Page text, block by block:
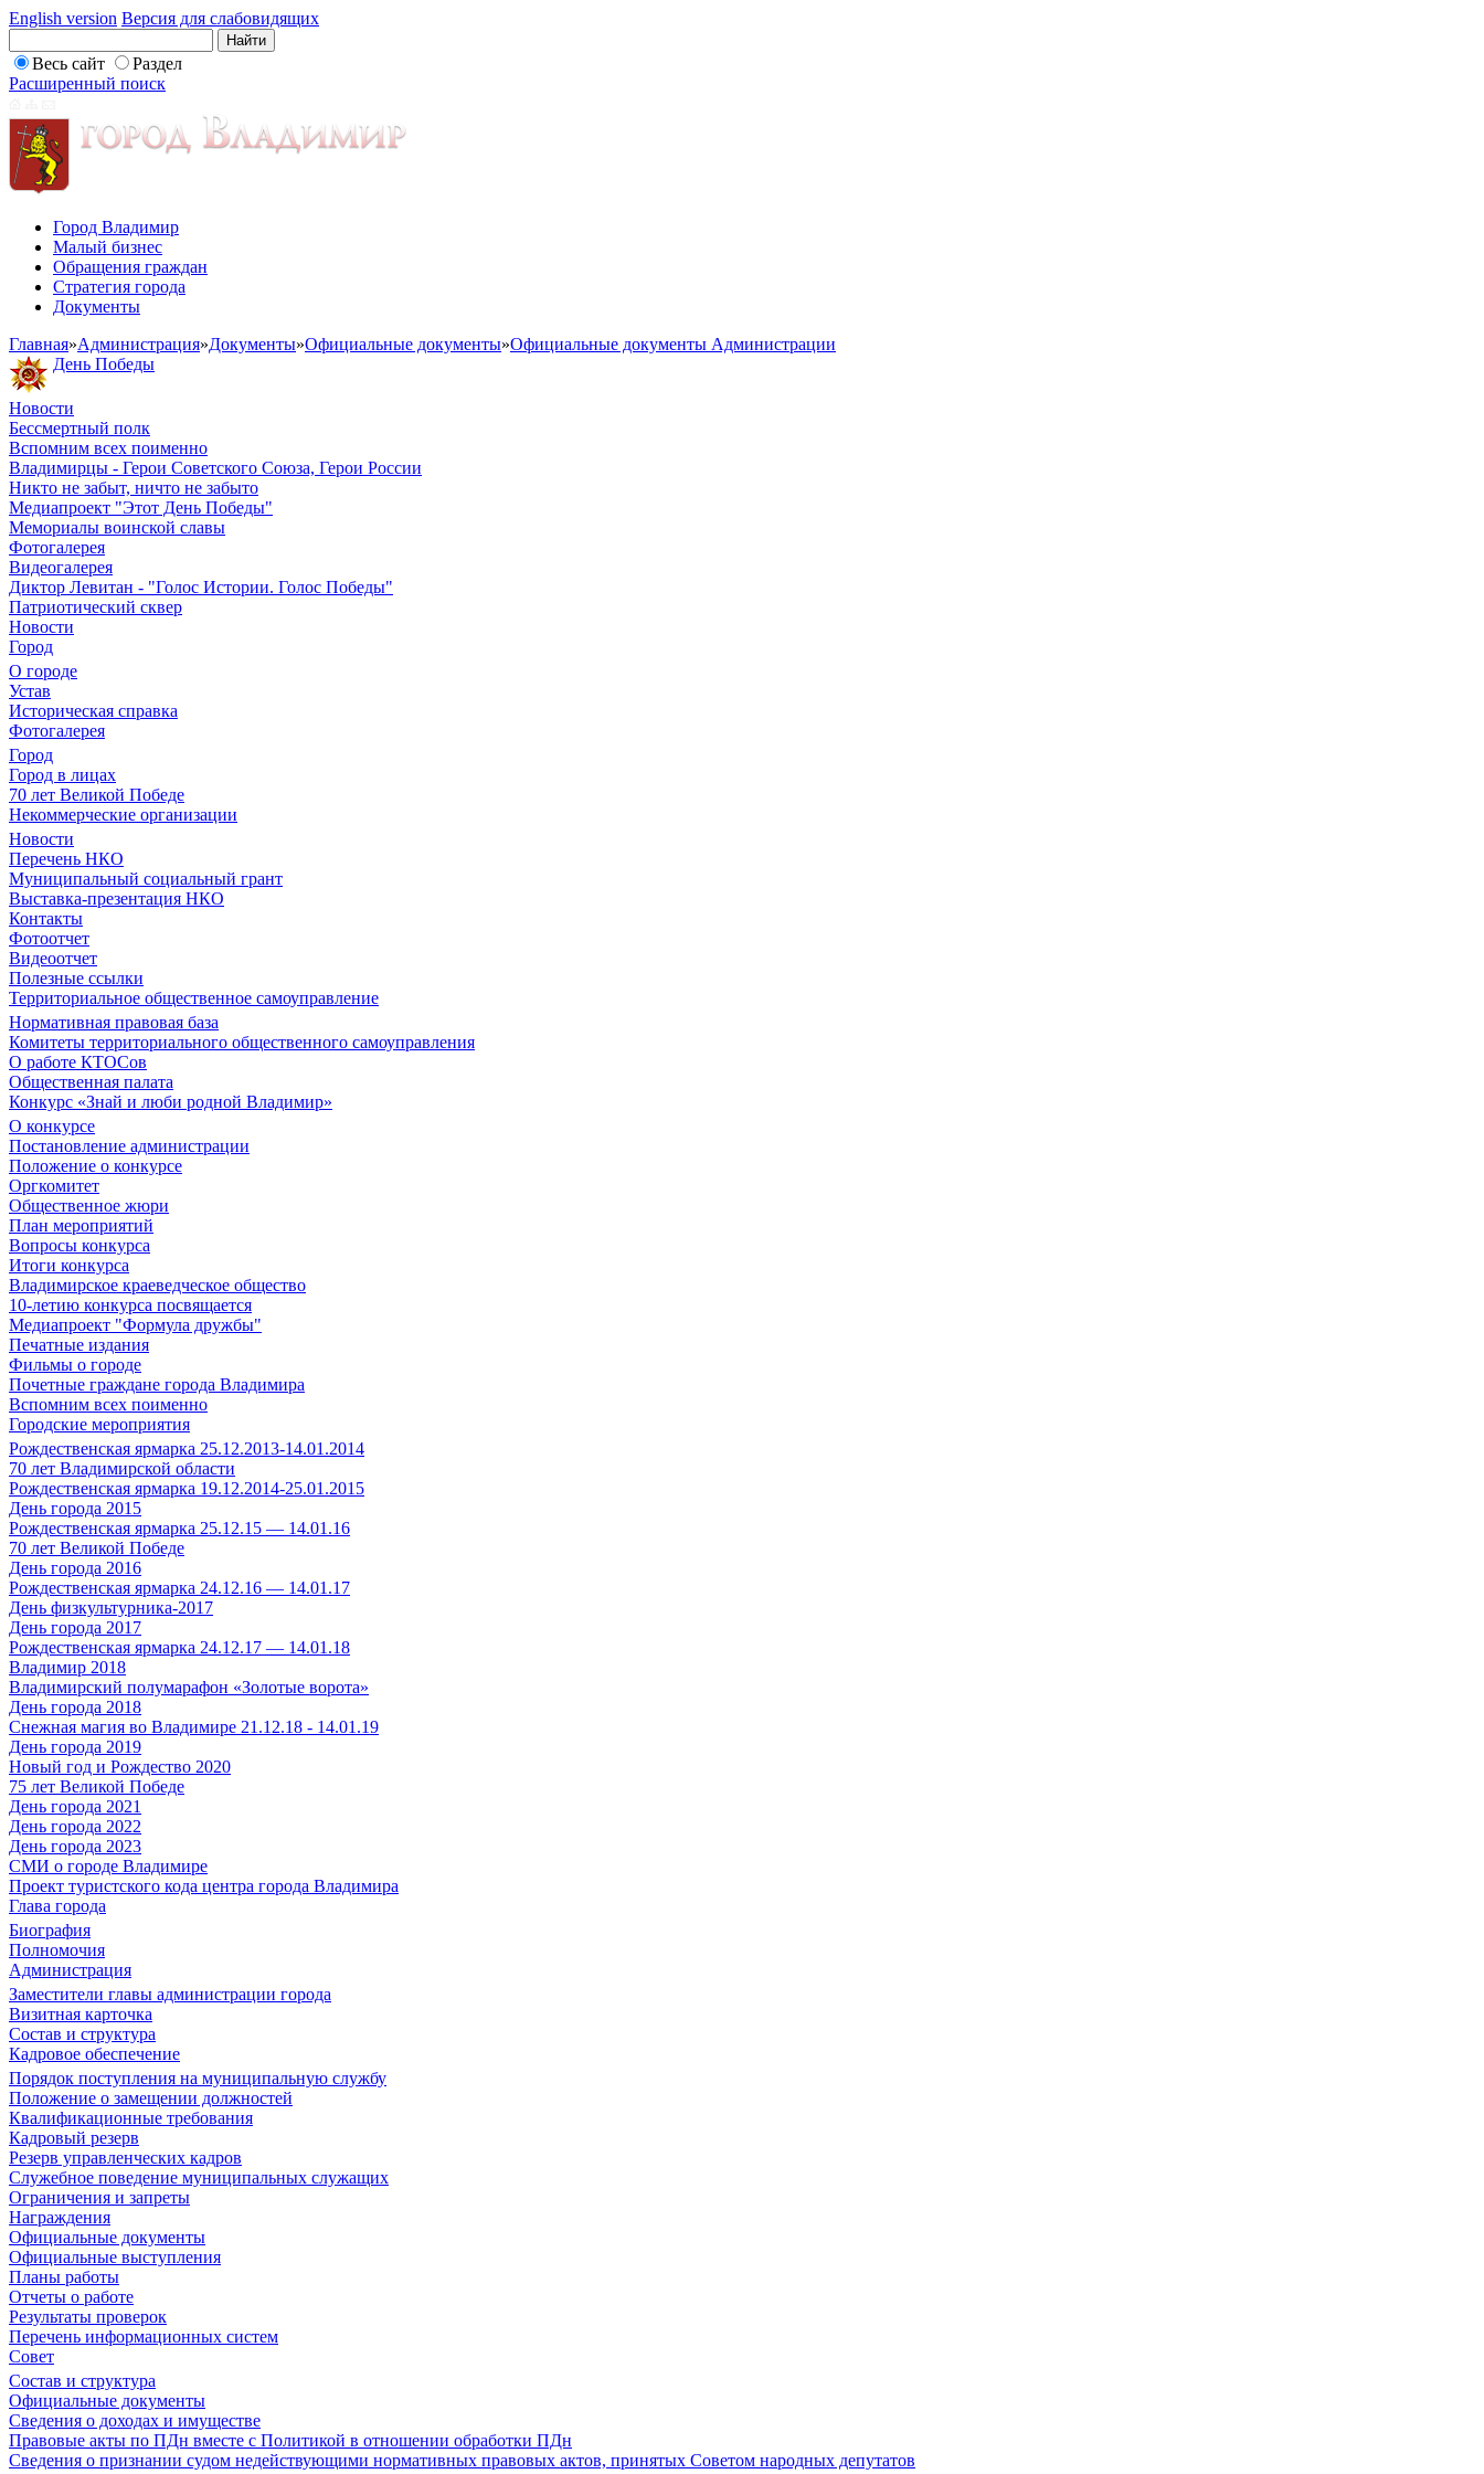
English version Версия для слабовидящих
Весь сайт
Раздел
Расширенный поиск
Город Владимир
Малый бизнес
Обращения граждан
Стратегия города
Документы
Главная»Администрация»Документы»Официальные документы»Официальные документы Администрации
День Победы
Новости
Бессмертный полк
Вспомним всех поименно
Владимирцы - Герои Советского Союза, Герои России
Никто не забыт, ничто не забыто
Медиапроект "Этот День Победы"
Мемориалы воинской славы
Фотогалерея
Видеогалерея
Диктор Левитан - "Голос Истории. Голос Победы"
Патриотический сквер
Новости
Город
О городе
Устав
Историческая справка
Фотогалерея
Город
Город в лицах
70 лет Великой Победе
Некоммерческие организации
Новости
Перечень НКО
Муниципальный социальный грант
Выставка-презентация НКО
Контакты
Фотоотчет
Видеоотчет
Полезные ссылки
Территориальное общественное самоуправление
Нормативная правовая база
Комитеты территориального общественного самоуправления
О работе КТОСов
Общественная палата
Конкурс «Знай и люби родной Владимир»
О конкурсе
Постановление администрации
Положение о конкурсе
Оргкомитет
Общественное жюри
План мероприятий
Вопросы конкурса
Итоги конкурса
Владимирское краеведческое общество
10-летию конкурса посвящается
Медиапроект "Формула дружбы"
Печатные издания
Фильмы о городе
Почетные граждане города Владимира
Вспомним всех поименно
Городские мероприятия
Рождественская ярмарка 25.12.2013-14.01.2014
70 лет Владимирской области
Рождественская ярмарка 19.12.2014-25.01.2015
День города 2015
Рождественская ярмарка 25.12.15 — 14.01.16
70 лет Великой Победе
День города 2016
Рождественская ярмарка 24.12.16 — 14.01.17
День физкультурника-2017
День города 2017
Рождественская ярмарка 24.12.17 — 14.01.18
Владимир 2018
Владимирский полумарафон «Золотые ворота»
День города 2018
Снежная магия во Владимире 21.12.18 - 14.01.19
День города 2019
Новый год и Рождество 2020
75 лет Великой Победе
День города 2021
День города 2022
День города 2023
СМИ о городе Владимире
Проект туристского кода центра города Владимира
Глава города
Биография
Полномочия
Администрация
Заместители главы администрации города
Визитная карточка
Состав и структура
Кадровое обеспечение
Порядок поступления на муниципальную службу
Положение о замещении должностей
Квалификационные требования
Кадровый резерв
Резерв управленческих кадров
Служебное поведение муниципальных служащих
Ограничения и запреты
Награждения
Официальные документы
Официальные выступления
Планы работы
Отчеты о работе
Результаты проверок
Перечень информационных систем
Совет
Состав и структура
Официальные документы
Сведения о доходах и имуществе
Правовые акты по ПДн вместе с Политикой в отношении обработки ПДн
Сведения о признании судом недействующими нормативных правовых актов, принятых Советом народных депутатов